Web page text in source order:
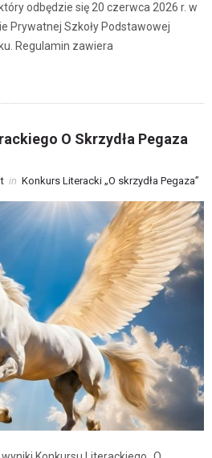
odbędzie się 20 czerwca 2026 r. w
Prywatnej Szkoły Podstawowej
Regulamin zawiera
O Skrzydła Pegaza
in Konkurs Literacki „O skrzydła Pegaza”